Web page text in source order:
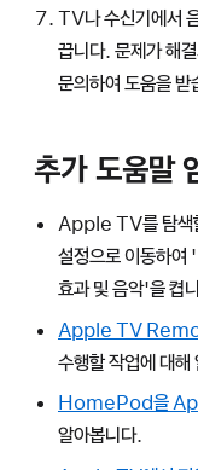
TV나 수신기에서
끕니다. 문제가 해
문의하여 도움을 받
추가 도움말
Apple TV를 탐색
설정으로 이동하여
효과 및 음악'을 켭
Apple TV
수행할 작업에 대해
HomePod을
알아봅니다.